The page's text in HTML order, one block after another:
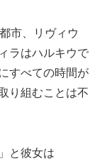
市、リヴィウ
ラはハルキウで
すべての時間が
り組むことは不
と彼女は